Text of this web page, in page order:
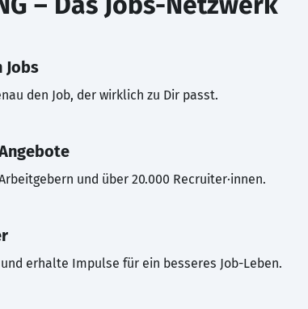
Jobs
den Job, der wirklich zu Dir passt.
und über 20.000 Recruiter·innen.
erhalte Impulse für ein besseres Job-Leben.